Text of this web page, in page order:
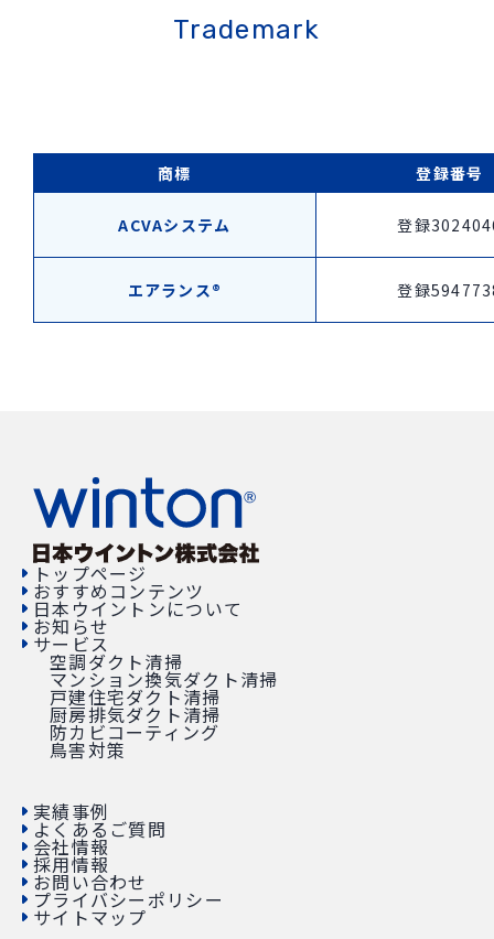
Trademark
商標 登録番号
ACVAシステム 登録
エアランス® 登録
トップページ
おすすめコンテンツ
日本ウイントンについて
お知らせ
サービス
空調ダクト清掃
マンション換気ダクト清掃
戸建住宅ダクト清掃
厨房排気ダクト清掃
防カビコーティング
鳥害対策
実績事例
よくあるご質問
会社情報
採用情報
お問い合わせ
プライバシーポリシー
サイトマップ